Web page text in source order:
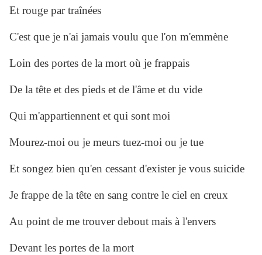
Et rouge par traînées
C'est que je n'ai jamais voulu que l'on m'emmène
Loin des portes de la mort où je frappais
De la tête et des pieds et de l'âme et du vide
Qui m'appartiennent et qui sont moi
Mourez-moi ou je meurs tuez-moi ou je tue
Et songez bien qu'en cessant d'exister je vous suicide
Je frappe de la tête en sang contre le ciel en creux
Au point de me trouver debout mais à l'envers
Devant les portes de la mort